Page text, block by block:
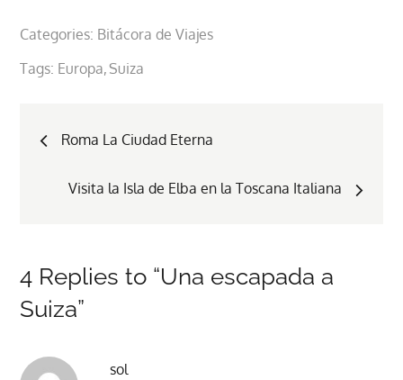
Categories: Bitácora de Viajes
Tags: Europa Suiza
Navegación
Roma La Ciudad Eterna
Visita la Isla de Elba en la Toscana Italiana
4 Replies to “Una escapada a
Suiza”
sol